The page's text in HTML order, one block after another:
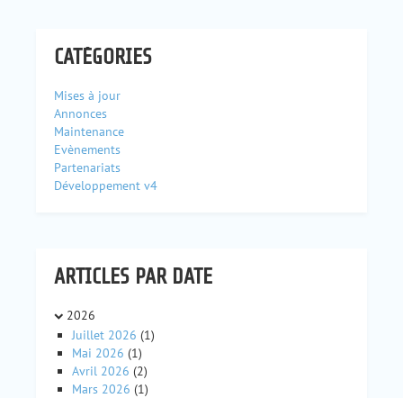
CATÉGORIES
Mises à jour
Annonces
Maintenance
Evènements
Partenariats
Développement v4
ARTICLES PAR DATE
2026
Juillet 2026 (1)
Mai 2026 (1)
Avril 2026 (2)
Mars 2026 (1)